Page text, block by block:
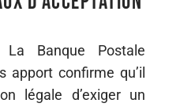
Banque Postale
apport confirme qu’il
légale d’exiger un